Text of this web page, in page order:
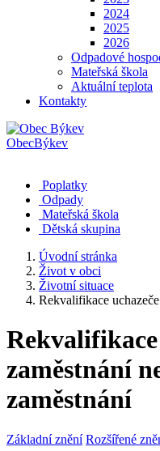
2024
2025
2026
Odpadové
Mateřská škola
Aktuální teplota
Kontakty
ObecBýkev
Poplatky
Odpady
Mateřská škola
Dětská skupina
Úvodní stránka
Život v obci
Životní situace
Rekvalifikace
Rekvalifikace
zaměstnání
zaměstnání
Základní znění Rozšířené